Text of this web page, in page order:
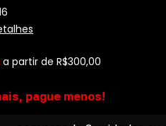
a partir deR$300,00
pague menos!